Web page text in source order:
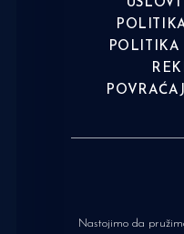
POVRAĆAJ
Nastojimo da